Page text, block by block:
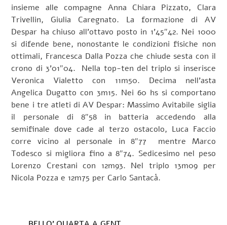
insieme alle compagne Anna Chiara Pizzato, Clara
Trivellin, Giulia Caregnato. La formazione di AV
Despar ha chiuso all’ottavo posto in 1’45″42. Nei 1000
si difende bene, nonostante le condizioni fisiche non
ottimali, Francesca Dalla Pozza che chiude sesta con il
crono di 3’01″04. Nella top-ten del triplo si inserisce
Veronica Vialetto con 11m50. Decima nell’asta
Angelica Dugatto con 3m15. Nei 60 hs si comportano
bene i tre atleti di AV Despar: Massimo Avitabile siglia
il personale di 8″58 in batteria accedendo alla
semifinale dove cade al terzo ostacolo, Luca Faccio
corre vicino al personale in 8″77 mentre Marco
Todesco si migliora fino a 8″74. Sedicesimo nel peso
Lorenzo Crestani con 12m93. Nel triplo 13m09 per
Nicola Pozza e 12m75 per Carlo Santacà.